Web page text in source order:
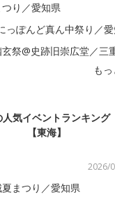
り／愛知県
っぽんど真ん中祭り／
祭@史跡旧崇広堂／三
も
人気イベントランキング
【東海】
2026/
まつり／愛知県